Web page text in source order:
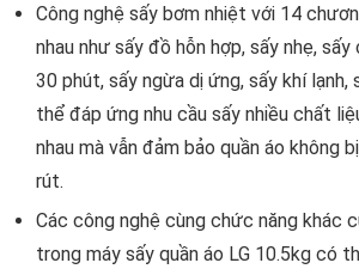
Công nghệ sấy bơm nhiệt với 14
nhau như sấy đồ hỗn hợp, sấy nhẹ, sấy
30 phút, sấy ngừa dị ứng, sấy khí lạnh,
thể đáp ứng nhu cầu sấy nhiều chất
nhau mà vẫn đảm bảo quần áo không
rút.
Các công nghệ cùng chức năng khác
trong máy sấy quần áo LG 10.5kg có